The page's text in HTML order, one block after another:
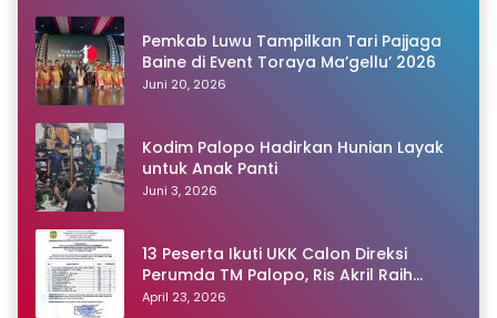
Pemkab Luwu Tampilkan Tari Pajjaga
Baine di Event Toraya Ma’gellu’ 2026
Juni 20, 2026
Kodim Palopo Hadirkan Hunian Layak
untuk Anak Panti
Juni 3, 2026
13 Peserta Ikuti UKK Calon Direksi
Perumda TM Palopo, Ris Akril Raih
Peringkat Pertama
April 23, 2026